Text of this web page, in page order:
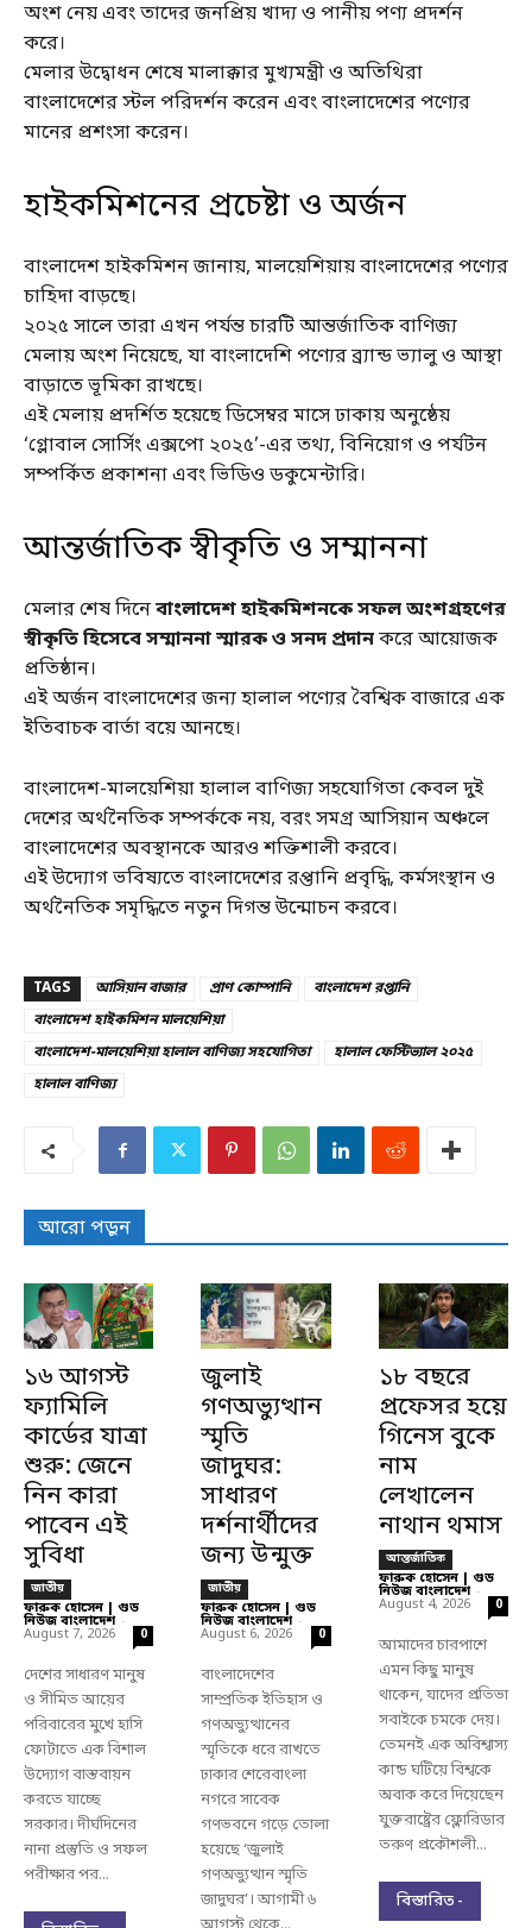
অংশ নেয় এবং তাদের জনপ্রিয় খাদ্য ও পানীয় পণ্য প্রদর্শন
করে।
মেলার উদ্বোধন শেষে মালাক্কার মুখ্যমন্ত্রী ও অতিথিরা
বাংলাদেশের স্টল পরিদর্শন করেন এবং বাংলাদেশের পণ্যের
মানের প্রশংসা করেন।
হাইকমিশনের প্রচেষ্টা ও অর্জন
বাংলাদেশ হাইকমিশন জানায়, মালয়েশিয়ায় বাংলাদেশের পণ্যের
চাহিদা বাড়ছে।
২০২৫ সালে তারা এখন পর্যন্ত চারটি আন্তর্জাতিক বাণিজ্য
মেলায় অংশ নিয়েছে, যা বাংলাদেশি পণ্যের ব্র্যান্ড ভ্যালু ও আস্থা
বাড়াতে ভূমিকা রাখছে।
এই মেলায় প্রদর্শিত হয়েছে ডিসেম্বর মাসে ঢাকায় অনুষ্ঠেয়
‘গ্লোবাল সোর্সিং এক্সপো ২০২৫’-এর তথ্য, বিনিয়োগ ও পর্যটন
সম্পর্কিত প্রকাশনা এবং ভিডিও ডকুমেন্টারি।
আন্তর্জাতিক স্বীকৃতি ও সম্মাননা
মেলার শেষ দিনেবাংলাদেশ হাইকমিশনকে সফল অংশগ্রহণের
স্বীকৃতি হিসেবে সম্মাননা স্মারক ও সনদ প্রদানকরে আয়োজক
প্রতিষ্ঠান।
এই অর্জন বাংলাদেশের জন্য হালাল পণ্যের বৈশ্বিক বাজারে এক
ইতিবাচক বার্তা বয়ে আনছে।
বাংলাদেশ-মালয়েশিয়া হালাল বাণিজ্য সহযোগিতা কেবল দুই
দেশের অর্থনৈতিক সম্পর্ককে নয়, বরং সমগ্র আসিয়ান অঞ্চলে
বাংলাদেশের অবস্থানকে আরও শক্তিশালী করবে।
এই উদ্যোগ ভবিষ্যতে বাংলাদেশের রপ্তানি প্রবৃদ্ধি, কর্মসংস্থান ও
অর্থনৈতিক সমৃদ্ধিতে নতুন দিগন্ত উন্মোচন করবে।
TAGS আসিয়ান বাজার প্রাণ কোম্পানি
বাংলাদেশ রপ্তানি
বাংলাদেশ হাইকমিশন মালয়েশিয়া
বাংলাদেশ-মালয়েশিয়া হালাল বাণিজ্য সহযোগিতা
হালাল ফেস্টিভ্যাল ২০২৫
হালাল বাণিজ্য
আরো পড়ুন
১৬ আগস্ট
ফ্যামিলি
কার্ডের যাত্রা
শুরু: জেনে
নিন কারা
পাবেন এই
সুবিধা
জাতীয়
ফারুক হোসেন | গুড
নিউজ বাংলাদেশ -
August 7, 2026 0
দেশের সাধারণ মানুষ
ও সীমিত আয়ের
পরিবারের মুখে হাসি
ফোটাতে এক বিশাল
উদ্যোগ বাস্তবায়ন
করতে যাচ্ছে
সরকার। দীর্ঘদিনের
নানা প্রস্তুতি ও সফল
পরীক্ষার পর...
জুলাই
গণঅভ্যুত্থান
স্মৃতি
জাদুঘর:
সাধারণ
দর্শনার্থীদের
জন্য উন্মুক্ত
জাতীয়
ফারুক হোসেন | গুড
নিউজ বাংলাদেশ -
August 6, 2026 0
বাংলাদেশের
সাম্প্রতিক ইতিহাস ও
গণঅভ্যুত্থানের
স্মৃতিকে ধরে রাখতে
ঢাকার শেরেবাংলা
নগরে সাবেক
গণভবনে গড়ে তোলা
হয়েছে ‘জুলাই
গণঅভ্যুত্থান স্মৃতি
জাদুঘর’। আগামী ৬
১৮ বছরে
প্রফেসর হয়ে
গিনেস বুকে
নাম
লেখালেন
নাথান থমাস
আন্তর্জাতিক
ফারুক হোসেন | গুড
নিউজ বাংলাদেশ -
August 4, 2026 0
আমাদের চারপাশে
এমন কিছু মানুষ
থাকেন, যাদের প্রতিভা
সবাইকে চমকে দেয়।
তেমনই এক অবিশ্বাস্য
কান্ড ঘটিয়ে বিশ্বকে
অবাক করে দিয়েছেন
যুক্তরাষ্ট্রের ফ্লোরিডার
তরুণ প্রকৌশলী...
বিস্তারিত -